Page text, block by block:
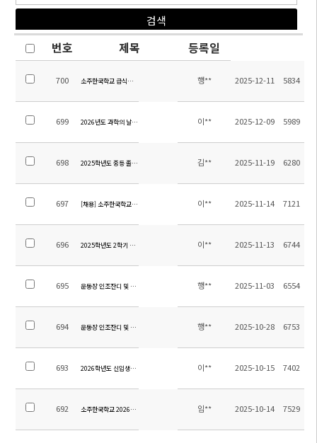
번호 제목 등록일
700 소주한국학교 급식위탁 용역업체 선정 입찰 공고(공고 제2025-9호)
행** 2025-12-11 5834
699 2026년도 과학의 날 기념 장관상(우수과학어린이) 포상계획
이** 2025-12-09 5989
698 2025학년도 중등 졸업여행 경비 정산 내역 안내김** 2025-11-19 6280
697 [채용] 소주한국학교 2026학년도 교사 초빙 재공고
이** 2025-11-14 7121
696 2025학년도 2학기 별빛 야영 경비 정산 안내 이** 2025-11-13 6744
695 운동장 인조잔디 및 우레탄트랙 교체공사 업체 선정을 위한 입찰 공고 변경
행** 2025-11-03 6554
694 운동장 인조잔디 및 우레탄 트랙 교체 공사 업체 선정을 위한 입찰 공고
행** 2025-10-28 6753
693 2026학년도 신입생을 위한 입학설명회 실시 이** 2025-10-15 7402
692 소주한국학교 2026학년도 교사 초빙 공고 임** 2025-10-14 7529